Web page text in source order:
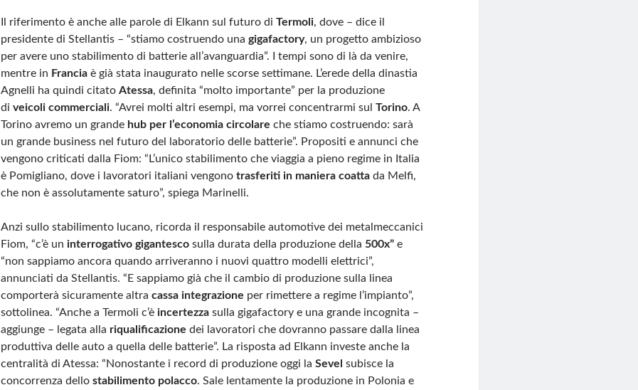
Il riferimento è anche alle parole di Elkann sul futuro di Termoli, dove – dice il
presidente di Stellantis – “stiamo costruendo una gigafactory, un progetto ambizioso
per avere uno stabilimento di batterie all’avanguardia”. I tempi sono di là da venire,
mentre in Francia è già stata inaugurato nelle scorse settimane. L’erede della dinastia
Agnelli ha quindi citato Atessa, definita “molto importante” per la produzione
di veicoli commerciali. “Avrei molti altri esempi, ma vorrei concentrarmi sul Torino. A
Torino avremo un grande hub per l’economia circolare che stiamo costruendo: sarà
un grande business nel futuro del laboratorio delle batterie”. Propositi e annunci che
vengono criticati dalla Fiom: “L’unico stabilimento che viaggia a pieno regime in Italia
è Pomigliano, dove i lavoratori italiani vengono trasferiti in maniera coatta da Melfi,
che non è assolutamente saturo”, spiega Marinelli.
Anzi sullo stabilimento lucano, ricorda il responsabile automotive dei metalmeccanici
Fiom, “c’è un interrogativo gigantesco sulla durata della produzione della 500x” e
“non sappiamo ancora quando arriveranno i nuovi quattro modelli elettrici”,
annunciati da Stellantis. “E sappiamo già che il cambio di produzione sulla linea
comporterà sicuramente altra cassa integrazione per rimettere a regime l’impianto”,
sottolinea. “Anche a Termoli c’è incertezza sulla gigafactory e una grande incognita –
aggiunge – legata alla riqualificazione dei lavoratori che dovranno passare dalla linea
produttiva delle auto a quella delle batterie”. La risposta ad Elkann investe anche la
centralità di Atessa: “Nonostante i record di produzione oggi la Sevel subisce la
concorrenza dello stabilimento polacco. Sale lentamente la produzione in Polonia e